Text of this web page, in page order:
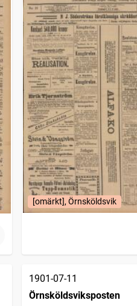
[omärkt], Örnsköldsvik
1901-07-11
Örnsköldsviksposten